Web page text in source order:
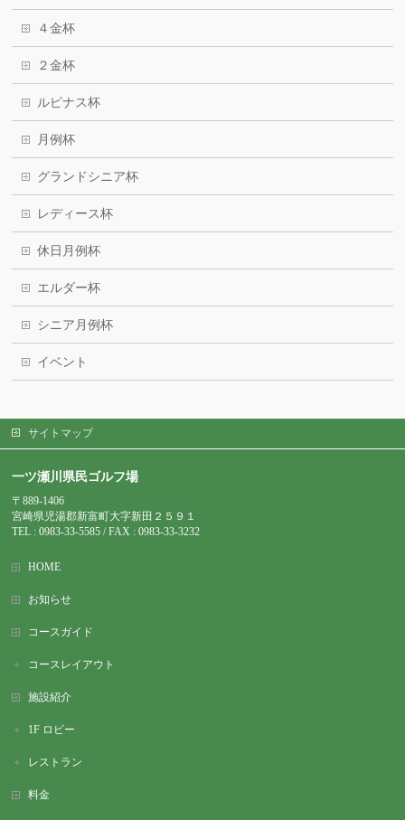
４金杯
２金杯
ルピナス杯
月例杯
グランドシニア杯
レディース杯
休日月例杯
エルダー杯
シニア月例杯
イベント
サイトマップ
一ツ瀬川県民ゴルフ場
〒889-1406
宮崎県児湯郡新富町大字新田２５９１
TEL : 0983-33-5585 / FAX : 0983-33-3232
HOME
お知らせ
コースガイド
コースレイアウト
施設紹介
1F ロビー
レストラン
料金